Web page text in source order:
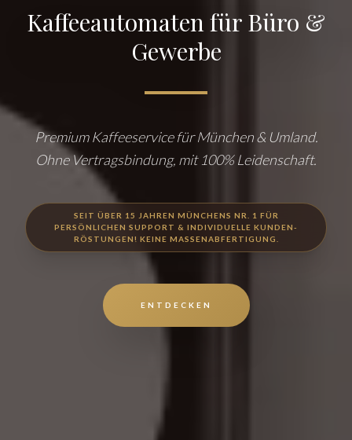
Kaffeeautomaten für Büro &
Gewerbe
Premium Kaffeeservice für München & Umland.
Ohne Vertragsbindung, mit 100% Leidenschaft.
SEIT ÜBER 15 JAHREN MÜNCHENS NR. 1 FÜR
PERSÖNLICHEN SUPPORT & INDIVIDUELLE KUNDEN-
RÖSTUNGEN! KEINE MASSENABFERTIGUNG.
ENTDECKEN